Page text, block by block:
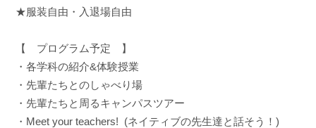
★服装自由・入退場自由
【 プログラム予定 】
・各学科の紹介&体験授業
・先輩たちとのしゃべり場
・先輩たちと周るキャンパスツアー
・Meet your teachers! (ネイティブの先生達と話そう！)